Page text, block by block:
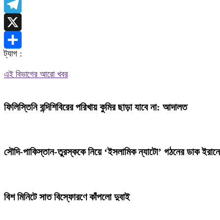
WhatsApp
Telegram
X
Share
ট্যাগ :
এই বিভাগের আরো খবর
ফিলিস্তিনি বন্দিশিবিরের পরিখায় কুমির ছাড়া যাবে না: আদালত
সৌদি-পাকিস্তান-তুরস্ককে নিয়ে ‘ইসলামিক ন্যাটো’ গঠনের ডাক
বিশ মিনিটে সাত বিস্ফোরণে কাঁপলো দুবাই